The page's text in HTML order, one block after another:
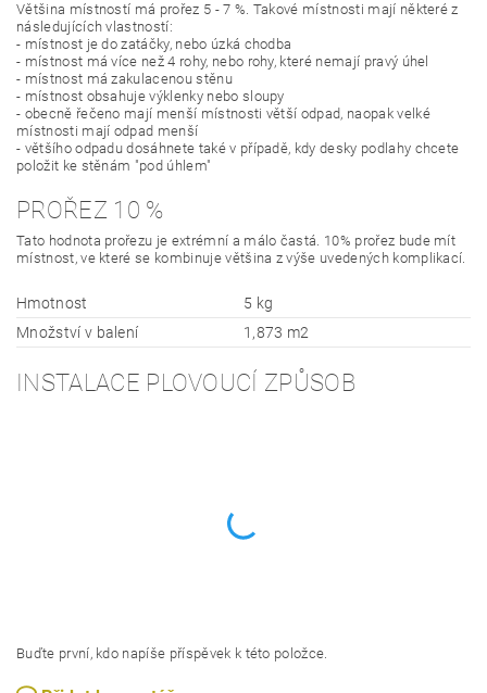
Většina místností má prořez 5 - 7 %. Takové místnosti mají některé z
následujících vlastností:
- místnost je do zatáčky, nebo úzká chodba
- místnost má více než 4 rohy, nebo rohy, které nemají pravý úhel
- místnost má zakulacenou stěnu
- místnost obsahuje výklenky nebo sloupy
- obecně řečeno mají menší místnosti větší odpad, naopak velké
místnosti mají odpad menší
- většího odpadu dosáhnete také v případě, kdy desky podlahy chcete
položit ke stěnám "pod úhlem"
PROŘEZ 10 %
Tato hodnota prořezu je extrémní a málo častá. 10% prořez bude mít
místnost, ve které se kombinuje většina z výše uvedených komplikací.
Hmotnost
5 kg
Množství v balení
1,873 m2
INSTALACE PLOVOUCÍ ZPŮSOB
Buďte první, kdo napíše příspěvek k této položce.